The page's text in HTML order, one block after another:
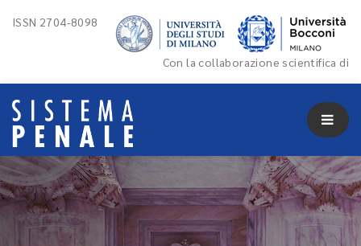
ISSN 2704-8098
Con la collaborazione scientifica di